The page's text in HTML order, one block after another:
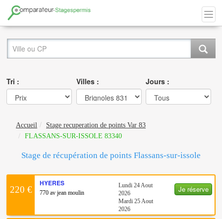
Tri : Villes : Jours :
Accueil
Stage recuperation de points Var 83
FLASSANS-SUR-ISSOLE 83340
Stage de récupération de points Flassans-sur-issole
Je réserve
220 €
HYERES
770 av jean moulin
Lundi 24 Aout
2026
Mardi 25 Aout
2026